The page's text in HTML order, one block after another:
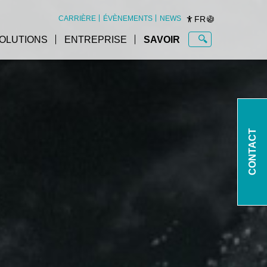
CARRIÈRE ÉVÈNEMENTS NEWS FR
ENTREPRISE SAVOIR
CONTACT